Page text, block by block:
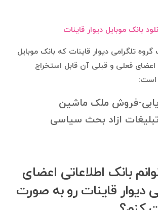
بانک موبایل دیوار قاینات
تلگرامی دیوار قاینات که بانک موبایل
اعضای فعلی و قبلی آن قابل استخراج
است:
فروش ملک ماشین
ازاد بحث سیاسی
بانک اطلاعاتی اعضای
دیوار قاینات رو به صورت